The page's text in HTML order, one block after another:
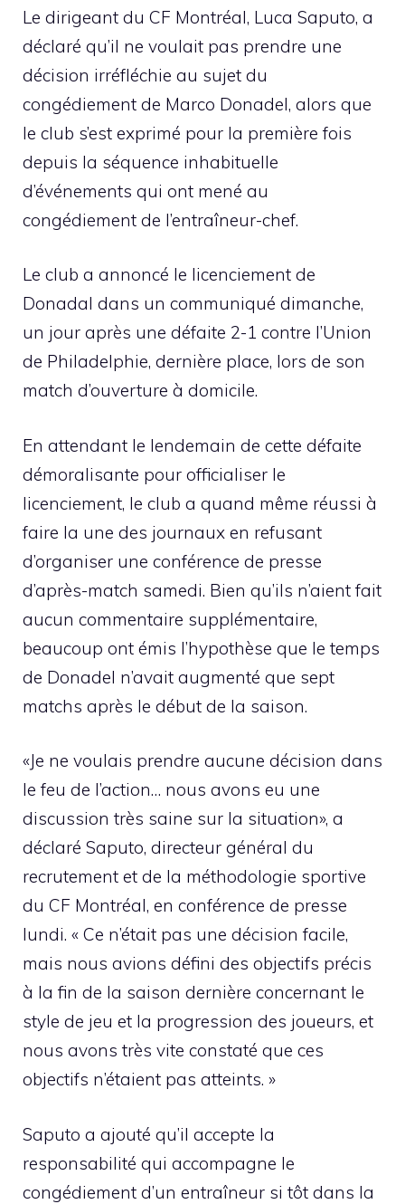
Le dirigeant du CF Montréal, Luca Saputo, a
déclaré qu’il ne voulait pas prendre une
décision irréfléchie au sujet du
congédiement de Marco Donadel, alors que
le club s’est exprimé pour la première fois
depuis la séquence inhabituelle
d’événements qui ont mené au
congédiement de l’entraîneur-chef.
Le club a annoncé le licenciement de
Donadal dans un communiqué dimanche,
un jour après une défaite 2-1 contre l’Union
de Philadelphie, dernière place, lors de son
match d’ouverture à domicile.
En attendant le lendemain de cette défaite
démoralisante pour officialiser le
licenciement, le club a quand même réussi à
faire la une des journaux en refusant
d’organiser une conférence de presse
d’après-match samedi. Bien qu’ils n’aient fait
aucun commentaire supplémentaire,
beaucoup ont émis l’hypothèse que le temps
de Donadel n’avait augmenté que sept
matchs après le début de la saison.
«Je ne voulais prendre aucune décision dans
le feu de l’action… nous avons eu une
discussion très saine sur la situation», a
déclaré Saputo, directeur général du
recrutement et de la méthodologie sportive
du CF Montréal, en conférence de presse
lundi. « Ce n’était pas une décision facile,
mais nous avions défini des objectifs précis
à la fin de la saison dernière concernant le
style de jeu et la progression des joueurs, et
nous avons très vite constaté que ces
objectifs n’étaient pas atteints. »
Saputo a ajouté qu’il accepte la
responsabilité qui accompagne le
congédiement d’un entraîneur si tôt dans la